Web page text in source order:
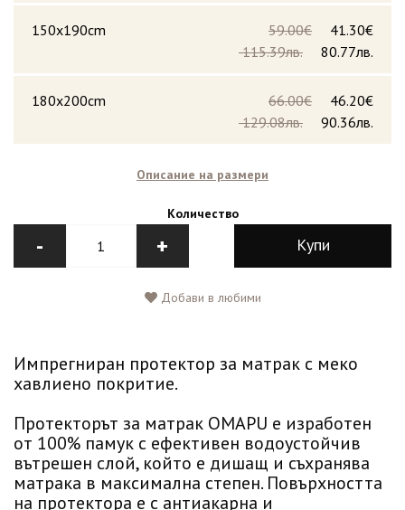
150x190cm 41.30€
59.00€
80.77лв.
115.39лв.
180x200cm 46.20€
66.00€
90.36лв.
129.08лв.
Описание на размери
Количество
- + Купи
Добави в любими
Импрегниран протектор за матрак с меко
хавлиено покритие.
Протекторът за матрак OMAPU е изработен
от 100% памук с ефективен водоустойчив
вътрешен слой, който е дишащ и съхранява
матрака в максимална степен. Повърхността
на протектора е с антиакарна и